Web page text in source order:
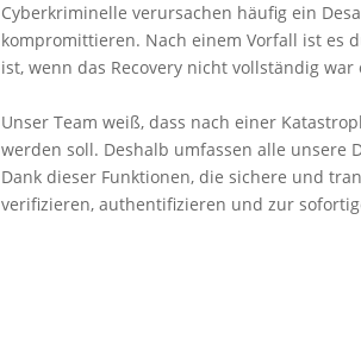
Cyberkriminelle verursachen häufig ein
kompromittieren. Nach einem Vorfall ist es
ist, wenn das Recovery nicht vollständig
Unser Team weiß, dass nach einer
werden soll. Deshalb umfassen alle unsere
Dank dieser Funktionen, die sichere und
verifizieren, authentifizieren und zur